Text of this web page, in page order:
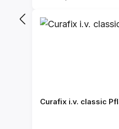
Curafix i.v. classic